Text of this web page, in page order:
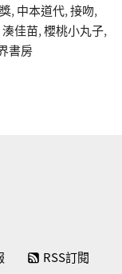
, 中本道代,接吻,
湊佳苗,櫻桃小丸子,
書房
RSS訂閱